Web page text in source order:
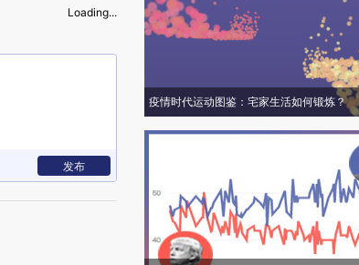
Loading...
发布
疫情时代运动图鉴：宅家生活如何锻炼？